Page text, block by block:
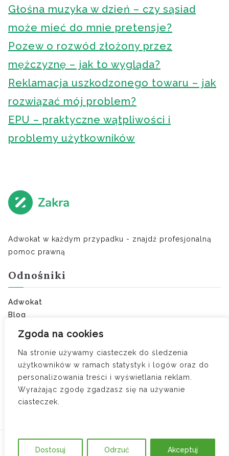
Zgoda na cookies
Na stronie używamy ciasteczek do śledzenia
użytkowników w ramach statystyk i logów oraz do
personalizowania treści i wyświetlania reklam.
Wyrażając zgodę zgadzasz się na używanie
ciasteczek.
Dostosuj Odrzuć Akceptuj
Głośna muzyka w dzień – czy sąsiad
może mieć do mnie pretensje?
Pozew o rozwód złożony przez
mężczyznę – jak to wygląda?
Reklamacja uszkodzonego towaru – jak
rozwiązać mój problem?
EPU – praktyczne wątpliwości i
problemy użytkowników
Adwokat w każdym przypadku - znajdź profesjonalną
pomoc prawną
Odnośniki
Adwokat
Blog
Ostatnie porady:
Separacja zamiast rozwodu – kiedy jest lepszym
rozwiązaniem dla małżonków?
Umowa o zakazie konkurencji — kiedy obowiązuje i
ile wynosi odszkodowanie
Czy zdrada to jedyny powód do orzeczenia
Copyright © 2026Adwokat w każdym przypadku.
Powered by
Zakraand BlockArt.